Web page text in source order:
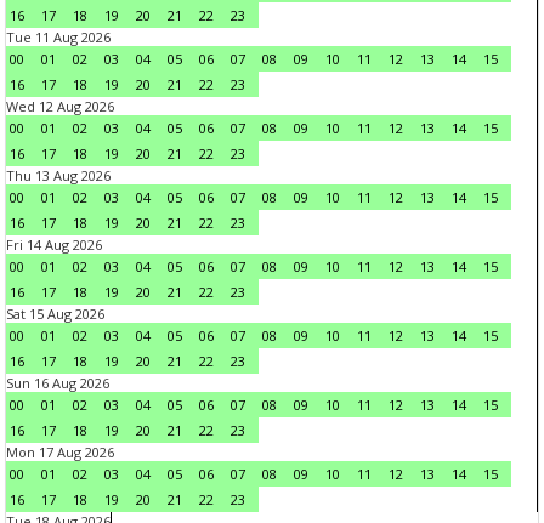
16
17 18 19 20 21 22
23
Tue 11 Aug 2026
00
01 02 03 04 05 06 07 08 09 10 11 12 13 14
15
16
17 18 19 20 21 22
23
Wed 12 Aug 2026
00
01 02 03 04 05 06 07 08 09 10 11 12 13 14
15
16
17 18 19 20 21 22
23
Thu 13 Aug 2026
00
01 02 03 04 05 06 07 08 09 10 11 12 13 14
15
16
17 18 19 20 21 22
23
Fri 14 Aug 2026
00
01 02 03 04 05 06 07 08 09 10 11 12 13 14
15
16
17 18 19 20 21 22
23
Sat 15 Aug 2026
00
01 02 03 04 05 06 07 08 09 10 11 12 13 14
15
16
17 18 19 20 21 22
23
Sun 16 Aug 2026
00
01 02 03 04 05 06 07 08 09 10 11 12 13 14
15
16
17 18 19 20 21 22
23
Mon 17 Aug 2026
00
01 02 03 04 05 06 07 08 09 10 11 12 13 14
15
16
17 18 19 20 21 22
23